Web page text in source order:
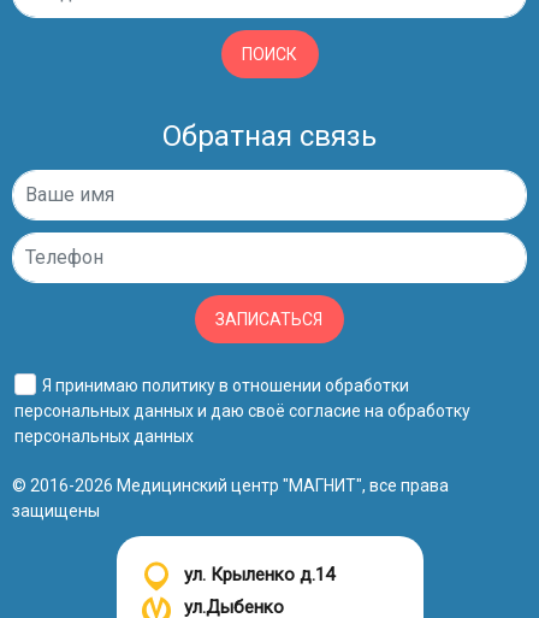
ПОИСК
Обратная связь
ЗАПИСАТЬСЯ
Я принимаю политику в отношении обработки
персональных данныхи даю своё согласие на обработку
персональных данных
© 2016-2026 Медицинский центр "МАГНИТ", все права
защищены
ул. Крыленко д.14
ул.Дыбенко